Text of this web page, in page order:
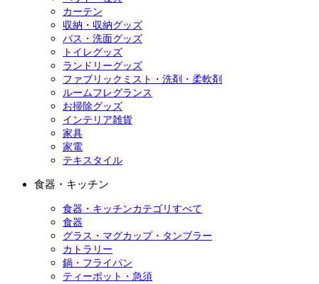
カーテン
収納・収納グッズ
バス・洗面グッズ
トイレグッズ
ランドリーグッズ
ファブリックミスト・洗剤・柔軟剤
ルームフレグランス
お掃除グッズ
インテリア雑貨
家具
家電
テキスタイル
食器・キッチン
食器・キッチンカテゴリすべて
食器
グラス・マグカップ・タンブラー
カトラリー
鍋・フライパン
ティーポット・急須